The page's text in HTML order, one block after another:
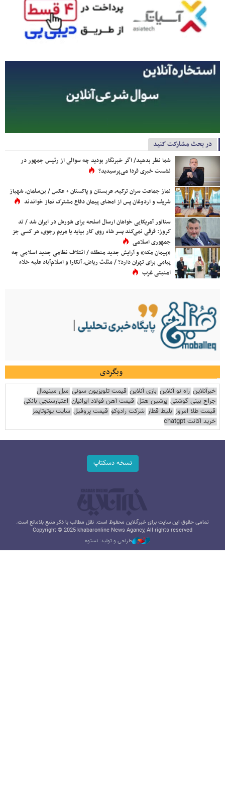
در بحث مشارکت کنید
شما نظر بدهید/ اگر خبرنگار بودید چه سوالی از رئیس جمهور در
نشست خبری فردا می‌پرسیدید؟
نماز جماعت سران ترکیه، عربستان و پاکستان + عکس / بن‌سلمان، شهباز
شریف و اردوغان پس از امضای پیمان دفاع مشترک نماز خواندند
سناتور آمریکایی خواهان ارسال اسلحه برای شورش در ایران شد / تد
کروز: فرقی نمی‌کند پسر شاه روی کار بیاید یا مریم رجوی، هر کسی جز
جمهوری اسلامی
«پیمان مکه» و آرایش جدید منطقه / ائتلاف نظامی جدید اسلامی چه
پیامی برای تهران دارد؟ / مثلث ریاض، آنکارا و اسلام‌آباد علیه خلاء
امنیتی غرب
وبگردی
خبرآنلاین راه نو آنلاین بازی آنلاین قیمت تلویزیون سونی مبل مینیمال
جراح بینی گوشتی پرشین هتل قیمت آهن فولاد ایرانیان اعتبارسنجی بانکی
قیمت طلا امروز بلیط قطار شرکت رادوکو قیمت پروفیل سایت یوتوتایمز
خرید اکانت chatgpt
نسخه دسکتاپ
تمامی حقوق این سایت برای خبرآنلاین محفوظ است. نقل مطالب با ذکر منبع بلامانع است.
Copyright © 2025 khabaronline News Agancy, All rights reserved
طراحی و تولید: نستوه